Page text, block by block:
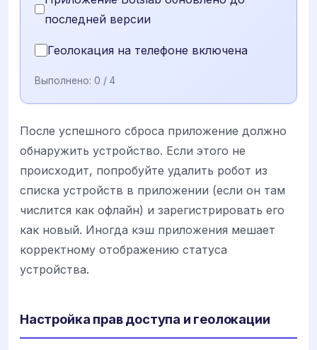
последней версии
Геолокация на телефоне включена
Выполнено: 0 / 4
После успешного сброса приложение должно
обнаружить устройство. Если этого не
происходит, попробуйте удалить робот из
списка устройств в приложении (если он там
числится как офлайн) и зарегистрировать его
как новый. Иногда кэш приложения мешает
корректному отображению статуса
устройства.
Настройка прав доступа и геолокации